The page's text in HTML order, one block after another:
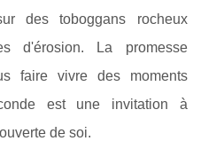
des toboggans rocheux
d'érosion. La promesse
faire vivre des moments
est une invitation à
de soi.